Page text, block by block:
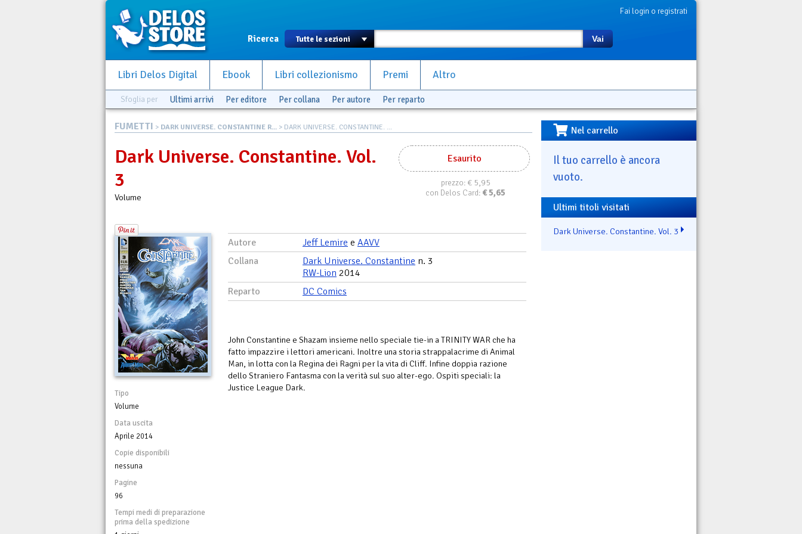
Fai login o registrati
Ricerca Vai
Libri Delos Digital Ebook Libri collezionismo Premi Altro
Sfoglia per Ultimi arrivi Per editore Per collana Per autore Per reparto
FUMETTI > DARK UNIVERSE. CONSTANTINE R... > DARK UNIVERSE. CONSTANTINE. ...
Esaurito
prezzo:€ 5,95
con Delos Card: €5,65
Dark Universe. Constantine. Vol.
3
Volume
Tipo
Volume
Data uscita
Aprile 2014
Copie disponibili
nessuna
Pagine
96
Tempi medi di preparazione
prima della spedizione
Autore Jeff Lemire e AAVV
Collana
Dark Universe. Constantine n. 3
RW-Lion 2014
Reparto
DC Comics
John Constantine e Shazam insieme nello speciale tie-in a TRINITY WAR che ha
fatto impazzire i lettori americani. Inoltre una storia strappalacrime di Animal
Man, in lotta con la Regina dei Ragni per la vita di Cliff. Infine doppia razione
dello Straniero Fantasma con la verità sul suo alter-ego. Ospiti speciali: la
Justice League Dark.
Nel carrello
Il tuo carrello è ancora
vuoto.
Ultimi titoli visitati
Dark Universe. Constantine. Vol. 3